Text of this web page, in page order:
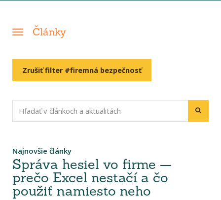
Články
Zrušiť filter #firemná bezpečnosť
Najnovšie články
Správa hesiel vo firme —
prečo Excel nestačí a čo
použiť namiesto neho